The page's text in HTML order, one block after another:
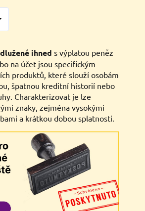
ihned s výplatou peněz
na účet jsou specifickým
produktů, které slouží osobám
špatnou kreditní historií nebo
Charakterizovat je lze
znaky, zejména vysokými
a krátkou dobou splatnosti.